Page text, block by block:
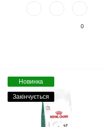
0
Новинка
Закінчується